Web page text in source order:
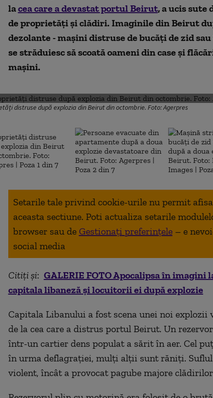
lacea care a devastat portul Beirut, a ucis sute
de proprietăți și clădiri. Imaginile din Beirut
dezolante - mașini distruse de bucăți de zid
se străduiesc să scoată oameni din case și
mașini.
distruse după explozia din Beirut din octombrie. Foto: Agerpres
Setarile tale privind cookie-urile nu permit
aceasta sectiune. Poti actualiza setarile
browser sau de Gestionați preferințele – e
social media
Citiți și: GALERIE FOTO Apocalipsa în imagini
capitala libaneză și locuitorii ei după explozie
Capitala Libanului a fost scena unei noi explozii
de la cea care a distrus portul Beirut. Un
într-un cartier dens populat a sărit în aer. Cel
în urma deflagrației, mulți alții sunt răniți. Suflul
violent, încât a provocat pagube majore